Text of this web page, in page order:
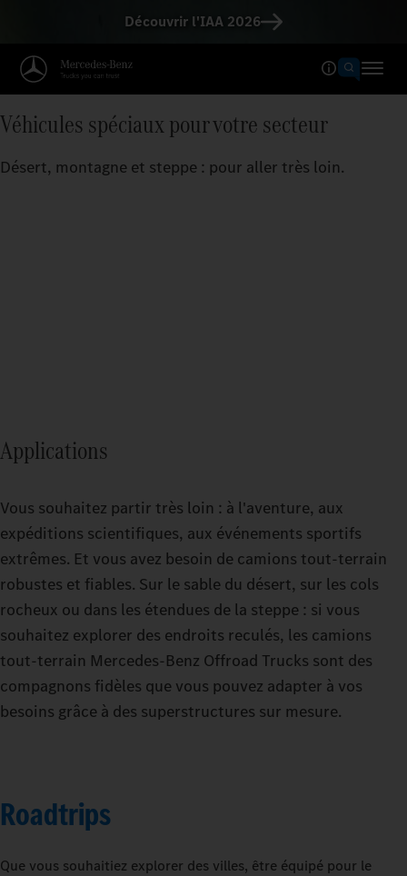
Découvrir l'IAA 2026
Véhicules spéciaux pour votre secteur
Désert, montagne et steppe : pour aller très loin.
Applications
Vous souhaitez partir très loin : à l'aventure, aux
expéditions scientifiques, aux événements sportifs
extrêmes. Et vous avez besoin de camions tout-terrain
robustes et fiables. Sur le sable du désert, sur les cols
rocheux ou dans les étendues de la steppe : si vous
souhaitez explorer des endroits reculés, les camions
tout-terrain Mercedes-Benz Offroad Trucks sont des
compagnons fidèles que vous pouvez adapter à vos
besoins grâce à des superstructures sur mesure.
Roadtrips
Que vous souhaitiez explorer des villes, être équipé pour le